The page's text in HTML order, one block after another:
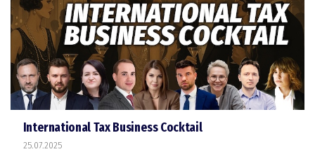
International Tax Business Cocktail
25.07.2025